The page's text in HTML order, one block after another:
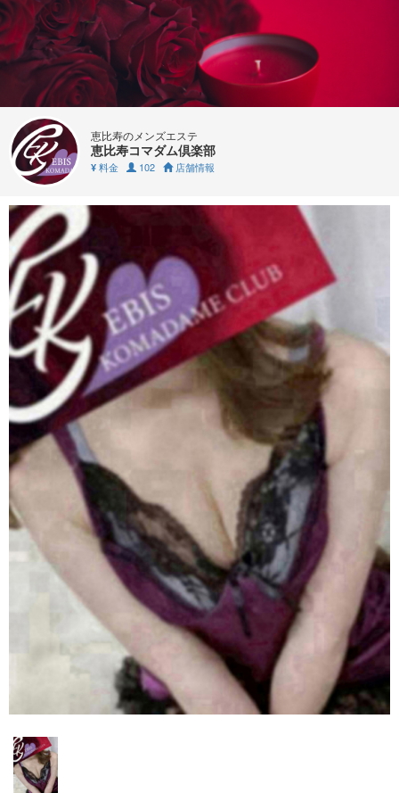
恵比寿のメンズエステ
恵比寿コマダム倶楽部
¥ 料金 102 店舗情報